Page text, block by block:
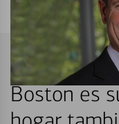
Boston es